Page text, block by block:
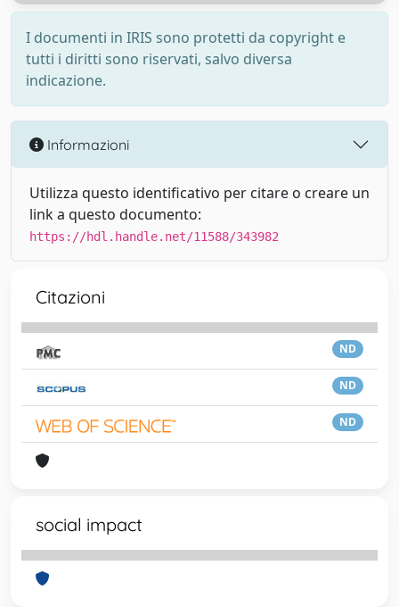
I documenti in IRIS sono protetti da copyright e
tutti i diritti sono riservati, salvo diversa
indicazione.
Informazioni
Utilizza questo identificativo per citare o creare un
link a questo documento:
https://hdl.handle.net/11588/343982
Citazioni
ND
ND
ND
social impact